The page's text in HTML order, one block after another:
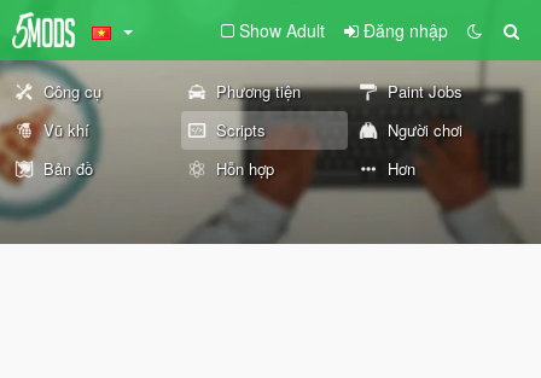
Show Adult Đăng nhập
Công cụ Phương tiện
Paint Jobs
Vũ khí
Scripts
Người chơi
Bản đồ
Hỗn hợp Hơn